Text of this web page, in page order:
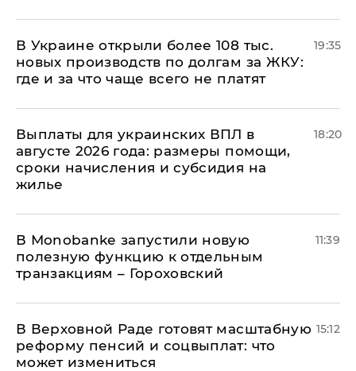
В Украине открыли более 108 тыс.
новых производств по долгам за ЖКУ:
где и за что чаще всего не платят
19:35
Выплаты для украинских ВПЛ в
августе 2026 года: размеры помощи,
сроки начисления и субсидия на
жилье
18:20
В Мonobankе запустили новую
полезную функцию к отдельным
транзакциям – Гороховский
11:39
В Верховной Раде готовят масштабную
реформу пенсий и соцвыплат: что
может измениться
15:12